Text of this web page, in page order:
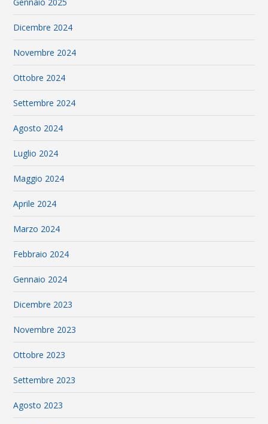
Dicembre 2024
Novembre 2024
Ottobre 2024
Settembre 2024
Agosto 2024
Luglio 2024
Maggio 2024
Aprile 2024
Marzo 2024
Febbraio 2024
Gennaio 2024
Dicembre 2023
Novembre 2023
Ottobre 2023
Settembre 2023
Agosto 2023